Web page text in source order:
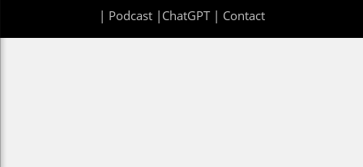
| Podcast| ChatGPT| Contact